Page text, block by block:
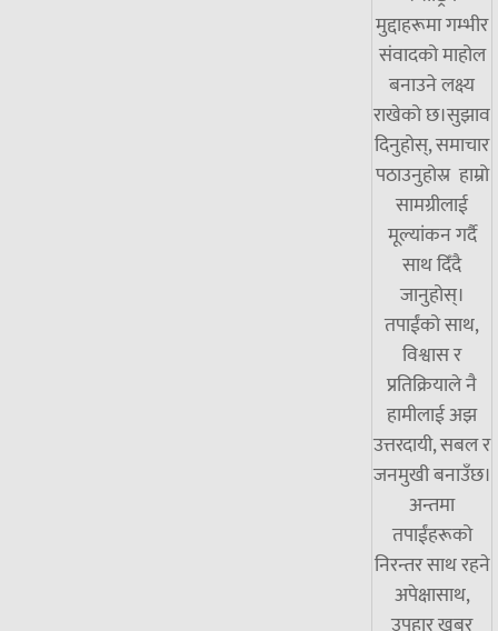
मुद्दाहरूमा गम्भीर
संवादको माहोल
बनाउने लक्ष्य
राखेको छ।सुझाव
दिनुहोस्, समाचार
पठाउनुहोस्र हाम्रो
सामग्रीलाई
मूल्यांकन गर्दै
साथ दिँदै
जानुहोस्।
तपाईंको साथ,
विश्वास र
प्रतिक्रियाले नै
हामीलाई अझ
उत्तरदायी, सबल र
जनमुखी बनाउँछ।
अन्तमा
तपाईंहरूको
निरन्तर साथ रहने
अपेक्षासाथ,